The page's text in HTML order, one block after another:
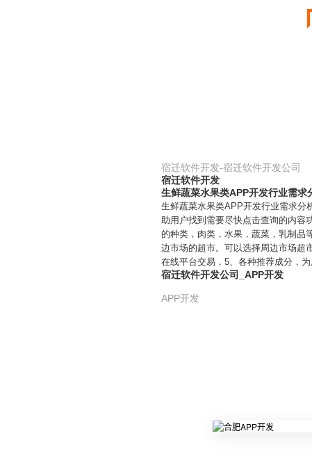
宿迁软件开发-宿迁软件开发公司
宿迁软件开发
生鲜蔬菜水果类APP开发行业需求
生鲜蔬菜水果类APP开发行业需求分
助用户找到需要尽快点击查询的内容
的种类，肉类，水果，蔬菜，乳制品
边市场的超市。可以选择周边市场超
在线平台交易，5、各种推荐成分，
宿迁软件开发公司_APP开发
APP开发